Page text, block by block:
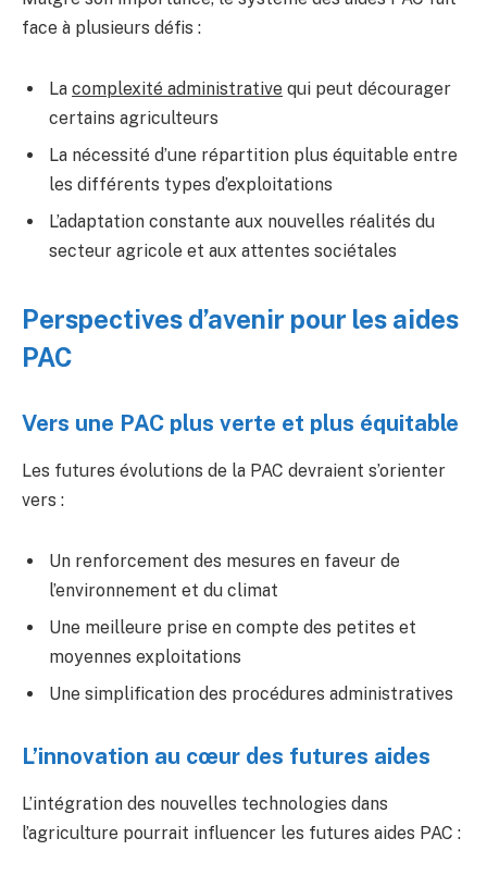
face à plusieurs défis :
La complexité administrative qui peut décourager
certains agriculteurs
La nécessité d’une répartition plus équitable entre
les différents types d’exploitations
L’adaptation constante aux nouvelles réalités du
secteur agricole et aux attentes sociétales
Perspectives d’avenir pour les aides
PAC
Vers une PAC plus verte et plus équitable
Les futures évolutions de la PAC devraient s’orienter
vers :
Un renforcement des mesures en faveur de
l’environnement et du climat
Une meilleure prise en compte des petites et
moyennes exploitations
Une simplification des procédures administratives
L’innovation au cœur des futures aides
L’intégration des nouvelles technologies dans
l’agriculture pourrait influencer les futures aides PAC :